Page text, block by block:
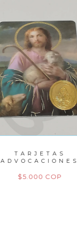
TARJETAS
ADVOCACIONES
$5.000 COP